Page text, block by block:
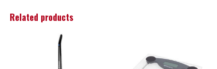
Related products